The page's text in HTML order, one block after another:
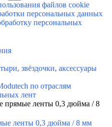
файлов cookie
персональных данных
персональных
звёздочки, аксессуары
по отраслям
лент
прямые ленты 0,3 дюйма / 8
ленты 0,3 дюйма / 8 мм